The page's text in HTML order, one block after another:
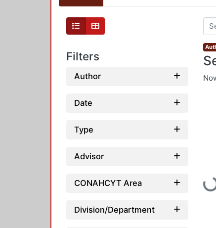
Filters
Author
Date
Type
Advisor
CONAHCYT Area
Division/Department